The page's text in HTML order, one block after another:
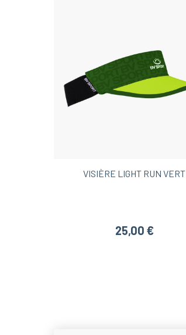
VISIÈRE LIGHT RUN VERT
25,00 €